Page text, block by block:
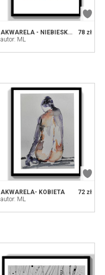
78 zł
AKWARELA - NIEBIESKIE DRZEWA
autor: ML
72 zł
AKWARELA- KOBIETA
autor: ML